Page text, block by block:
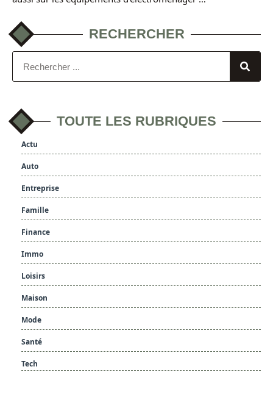
RECHERCHER
TOUTE LES RUBRIQUES
Actu
Auto
Entreprise
Famille
Finance
Immo
Loisirs
Maison
Mode
Santé
Tech